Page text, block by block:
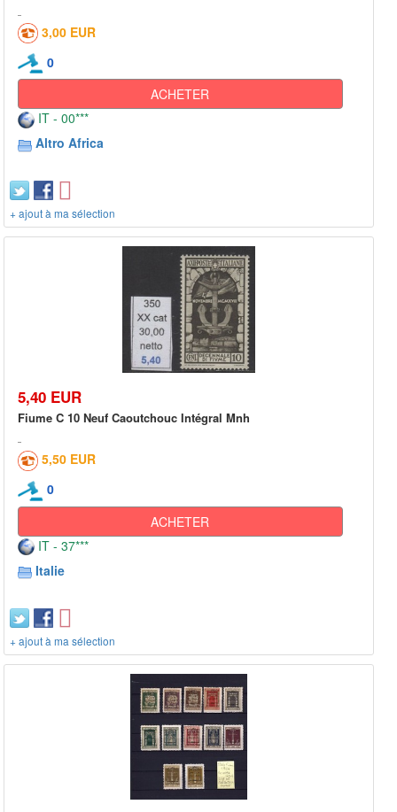
3,00 EUR
0
ACHETER
IT - 00***
Altro Africa
+ ajout à ma sélection
5,40 EUR
Fiume C 10 Neuf Caoutchouc Intégral Mnh
5,50 EUR
0
ACHETER
IT - 37***
Italie
+ ajout à ma sélection